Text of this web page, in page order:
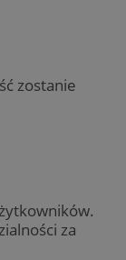
zostanie
za